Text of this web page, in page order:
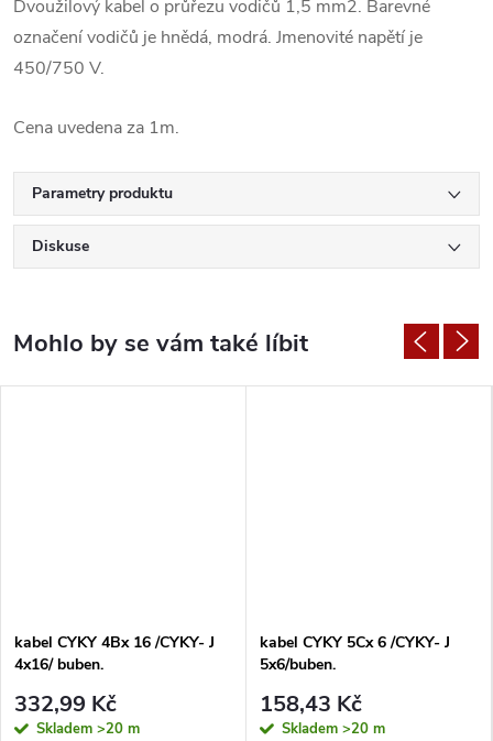
Dvoužilový kabel o průřezu vodičů 1,5 mm2. Barevné
označení vodičů je hnědá, modrá. Jmenovité napětí je
450/750 V.
Cena uvedena za 1m.
Parametry produktu
Diskuse
kabel CYKY 4Bx 16 /CYKY- J
4x16/ buben.
332,99 Kč
Skladem >20 m
kabel CYKY 5Cx 6 /CYKY- J
5x6/buben.
158,43 Kč
Skladem >20 m